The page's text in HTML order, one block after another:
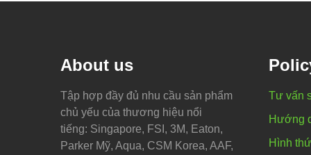
About us
Tập hợp đầy đủ nhu cầu sản phẩm
chủ yếu của thương hiệu nổi
tiếng: Singapore, FSI, 3M, Eaton,
Parker Mỹ, Aqua, CSM Korea, AAF,
Tư vấn
Hướng
Hình